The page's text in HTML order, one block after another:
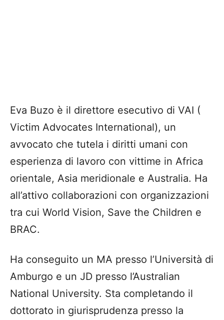
Eva Buzo è il direttore esecutivo di VAI (
Victim Advocates International), un
avvocato che tutela i diritti umani con
esperienza di lavoro con vittime in Africa
orientale, Asia meridionale e Australia. Ha
all’attivo collaborazioni con organizzazioni
tra cui World Vision, Save the Children e
BRAC.
Ha conseguito un MA presso l’Università di
Amburgo e un JD presso l’Australian
National University. Sta completando il
dottorato in giurisprudenza presso la